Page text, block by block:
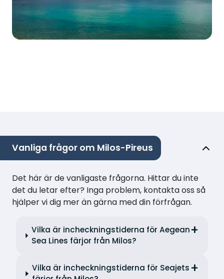
Vanliga frågor om Milos-Pireus
Det här är de vanligaste frågorna. Hittar du inte
det du letar efter? Inga problem, kontakta oss så
hjälper vi dig mer än gärna med din förfrågan.
Vilka är incheckningstiderna för Aegean
Sea Lines färjor från Milos?
Vilka är incheckningstiderna för Seajets